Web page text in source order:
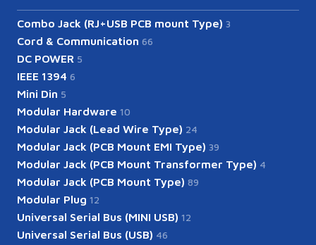
Combo Jack (RJ+USB PCB mount Type) 3
Cord & Communication 66
DC POWER 5
IEEE 1394 6
Mini Din 5
Modular Hardware 10
Modular Jack (Lead Wire Type) 24
Modular Jack (PCB Mount EMI Type) 39
Modular Jack (PCB Mount Transformer Type) 4
Modular Jack (PCB Mount Type) 89
Modular Plug 12
Universal Serial Bus (MINI USB) 12
Universal Serial Bus (USB) 46